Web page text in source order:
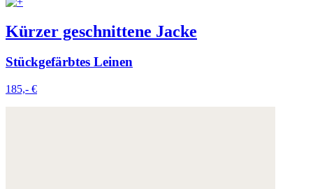
Kürzer geschnittene Jacke
Stückgefärbtes Leinen
185,- €